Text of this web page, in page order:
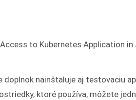
doplnok nainštaluje aj testovaciu
ktoré používa, môžete